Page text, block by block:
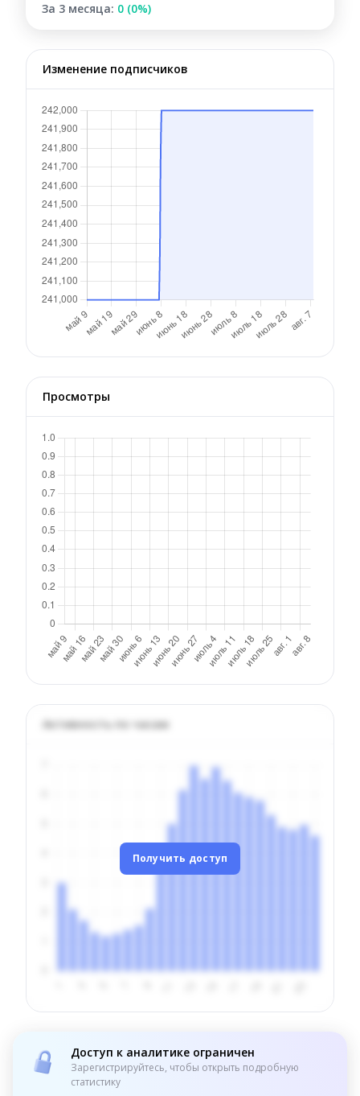
За 3 месяца: 0 (0%)
Изменение подписчиков
Просмотры
Активность по часам
Получить доступ
Доступ к аналитике ограничен
Зарегистрируйтесь, чтобы открыть подробную
статистику